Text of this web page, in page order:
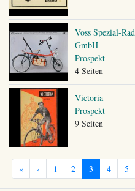
Voss Spezial-Rad
GmbH
Prospekt
4 Seiten
Victoria
Prospekt
9 Seiten
« ‹ 1 2 3 4 5